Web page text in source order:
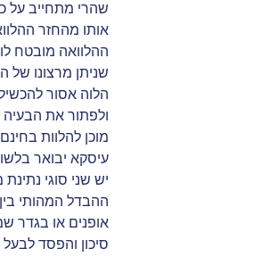
שהרי מתחייב על
אותו מהחזר
ההלוואה מובטח
שניתן מרצונו של
הלוה אסור
ולפתור את הבעיה
מוכן להלוות
עיסקא יבואר
יש שני סוגי נתינת
ההבדל המהותי
אופנים או בגדר
סיכון והפסד